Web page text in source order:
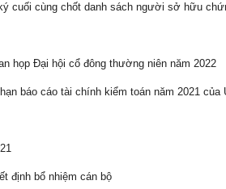
cuối cùng chốt danh sách người sở hữu
họp Đại hội cổ đông thường niên năm 2022
báo cáo tài chính kiểm toán năm 2021
định bổ nhiệm cán bộ